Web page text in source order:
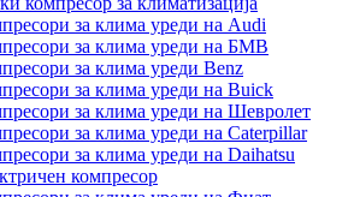
за клима уреди на Audi
за клима уреди на БМВ
за клима уреди Benz
за клима уреди на Buick
за клима уреди на Шевролет
за клима уреди на Caterpillar
за клима уреди на Daihatsu
компресор